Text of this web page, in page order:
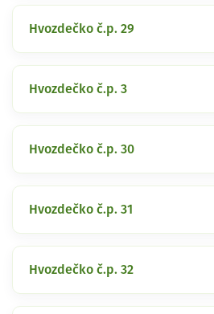
Hvozdečko č.p. 29
Hvozdečko č.p. 3
Hvozdečko č.p. 30
Hvozdečko č.p. 31
Hvozdečko č.p. 32